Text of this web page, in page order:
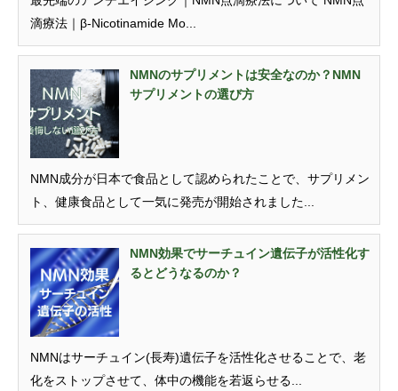
滴療法｜β-Nicotinamide Mo...
NMNのサプリメントは安全なのか？NMN
サプリメントの選び方
NMN成分が日本で食品として認められたことで、サプリメン
ト、健康食品として一気に発売が開始されました...
NMN効果でサーチュイン遺伝子が活性化す
るとどうなるのか？
NMNはサーチュイン(長寿)遺伝子を活性化させることで、老
化をストップさせて、体中の機能を若返らせる...